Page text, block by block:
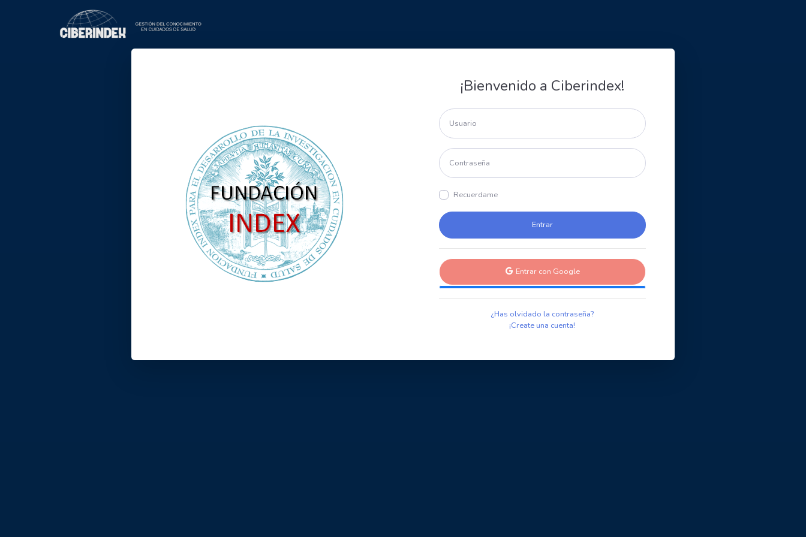
¡Bienvenido a Ciberindex!
Recuerdame
Entrar con Google
¿Has olvidado la contraseña?
¡Create una cuenta!